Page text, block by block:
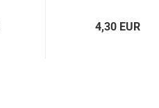
4,30 EUR